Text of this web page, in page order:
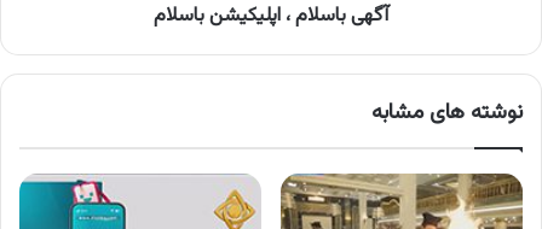
آگهی باسلام ، اپلیکیشن باسلام
نوشته های مشابه